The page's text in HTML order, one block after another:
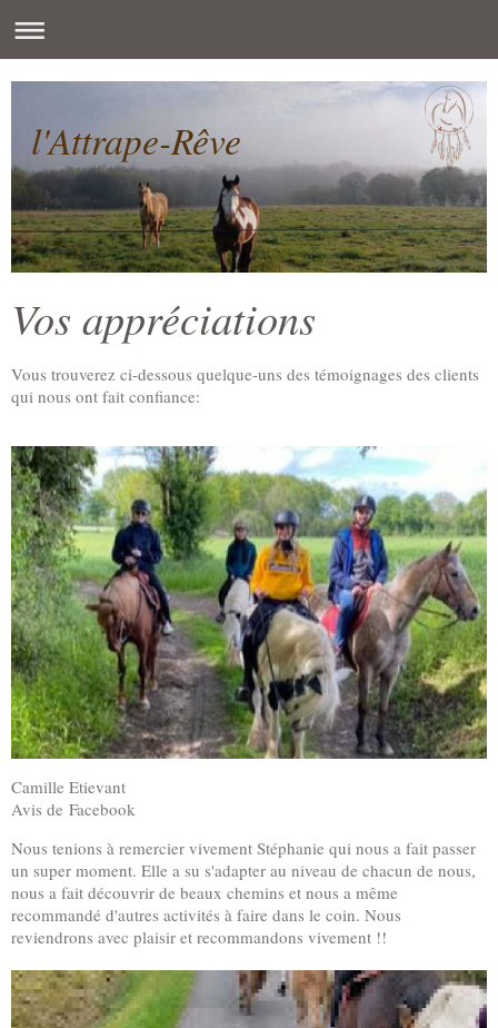
l'Attrape-Rêve
Vos appréciations
Vous trouverez ci-dessous quelque-uns des témoignages des clients
qui nous ont fait confiance:
Camille Etievant
Avis de Facebook
Nous tenions à remercier vivement Stéphanie qui nous a fait passer
un super moment. Elle a su s'adapter au niveau de chacun de nous,
nous a fait découvrir de beaux chemins et nous a même
recommandé d'autres activités à faire dans le coin. Nous
reviendrons avec plaisir et recommandons vivement !!